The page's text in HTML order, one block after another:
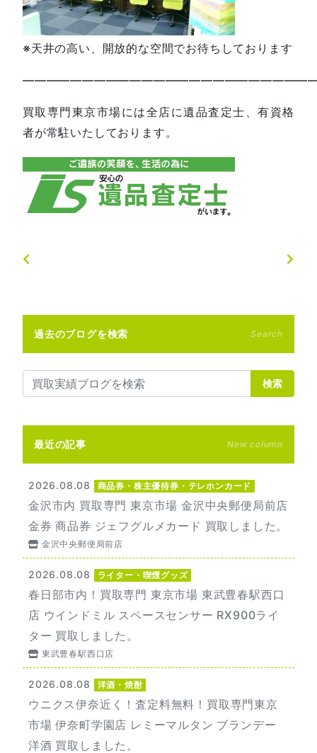
※天井の高い、開放的な空間でお待ちしております
買取専門東京市場には全店に遺品査定士、有資格
者が常駐いたしております。
過去のブログを検索 Search
検索
最近の記事 New column
2026.08.08 商品券・株主優待券・テレホンカード
金沢市内 買取専門 東京市場 金沢中央郵便局前店
金券 商品券 ジェフグルメカード 買取しました。
金沢中央郵便局前店
2026.08.08 ライター・喫煙グッズ
春日部市内！買取専門 東京市場 東武豊春駅西口
店 ウインドミル スペースセンサー RX900ライ
ター 買取しました。
東武豊春駅西口店
2026.08.08 洋酒・焼酎
ウニクス伊奈近く！査定料無料！買取専門東京
市場 伊奈町学園店 レミーマルタン ブランデー
洋酒 買取しました。